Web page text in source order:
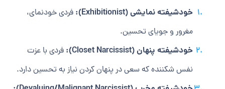
خودشیفته نمایشی (Exhibitionist):
فردی خودنمای،
مغرور و جویای تحسین.
خودشیفته پنهان (Closet Narcissist):
فردی با عزت
نفس شکننده که سعی در پنهان کردن نیاز به تحسین دارد.